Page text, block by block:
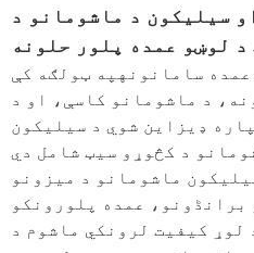
سیلیکون د ماشومانو د
د لوښو عمده پلور حلونه
سامانونهپه ټولګه کې
د ماشومانو کاسې، او د
ډیزاین شوي د سیلیکون
ماشومانو د میزونو
برانڈونو، عمده پلورونکو
لوړ کیفیت لرونکي ماشوم د